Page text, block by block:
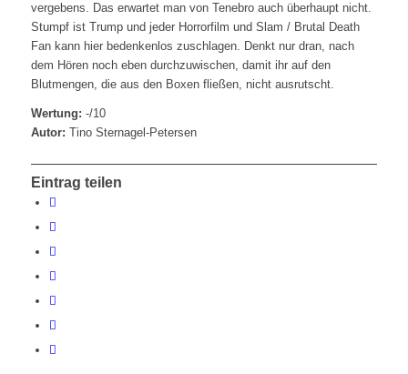
vergebens. Das erwartet man von Tenebro auch überhaupt nicht.
Stumpf ist Trump und jeder Horrorfilm und Slam / Brutal Death
Fan kann hier bedenkenlos zuschlagen. Denkt nur dran, nach
dem Hören noch eben durchzuwischen, damit ihr auf den
Blutmengen, die aus den Boxen fließen, nicht ausrutscht.
Wertung: -/10
Autor: Tino Sternagel-Petersen
Eintrag teilen